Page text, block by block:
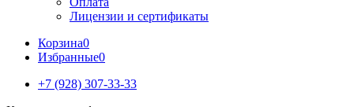
Лицензии и сертификаты
Корзина0
Избранные0
+7 (928) 307-33-33